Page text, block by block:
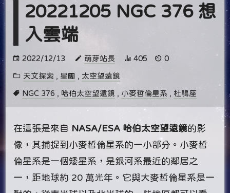
20221205 NGC 376 想
入雲端
2022/12/13 萌芽站長 405 0
天文探索 , 星團 , 太空望遠鏡
NGC 376 , 哈伯太空望遠鏡 , 小麥哲倫星系 , 杜鵑座
在這張是來自 NASA/ESA 哈伯太空望遠鏡的影
像，其捕捉到小麥哲倫星系的一小部分。小麥哲
倫星系是一個矮星系，是銀河系最近的鄰居之
一，距地球約 20 萬光年。它與大麥哲倫星系是一